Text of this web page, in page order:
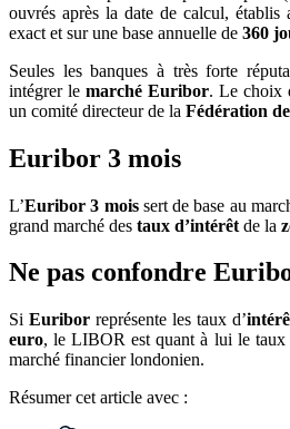
ouvrés après la date de calcul, établis
exact et sur une base annuelle de 360
Seules les banques à très forte
intégrer le marché Euribor. Le choix
un comité directeur de la Fédération
Euribor 3 mois
L’Euribor 3 moissert de base au
grand marché des taux d’intérêt de la
Ne pas confondre
Si Euribor représente les taux d’
euro, le LIBOR est quant à lui le taux
marché financier londonien.
Résumercet article avec :